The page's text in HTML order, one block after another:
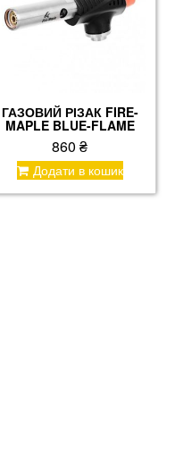
ГАЗОВИЙ РІЗАК FIRE-
MAPLE BLUE-FLAME
860₴
Додати в кошик